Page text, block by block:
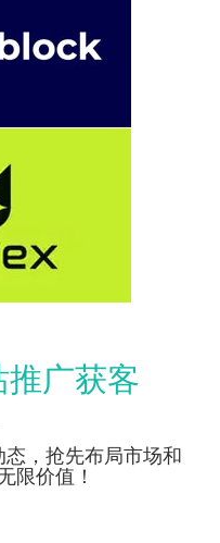
推广获客
，抢先布局市场和
限价值！